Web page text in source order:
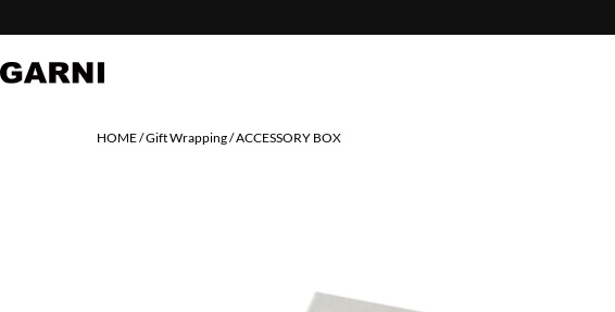
HOME Gift Wrapping ACCESSORY BOX